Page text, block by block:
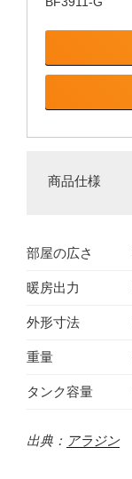
商品仕様
部屋の広さ
暖房出力
外形寸法
重量
タンク容量
出典： アラジン